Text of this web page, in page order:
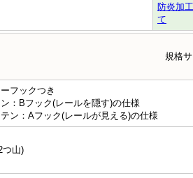
て
規格
フックつき
：Bフック(レールを隠す)の仕様
ン：Aフック(レールが見える)の仕様
つ山)